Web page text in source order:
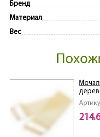
Бренд
Материал
Вес
/30